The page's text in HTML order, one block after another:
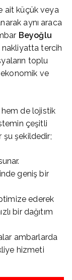
ait küçük veya
aynı araca
Beyoğlu
nakliyatta tercih
toplu
ekonomik ve
de lojistik
çeşitli
şu şekildedir;
geniş bir
ederek
bir dağıtım
ambarlarda
hizmeti